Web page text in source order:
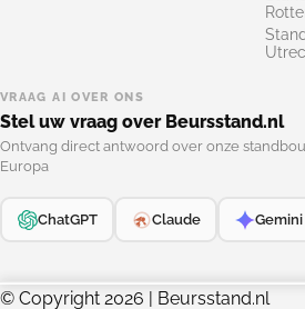
VRAAG AI OVER ONS
Stel uw vraag over Beursstand.nl
Ontvang direct antwoord over onze
Europa
ChatGPT Claude Gemini
© Copyright 2026 | Beursstand.nl